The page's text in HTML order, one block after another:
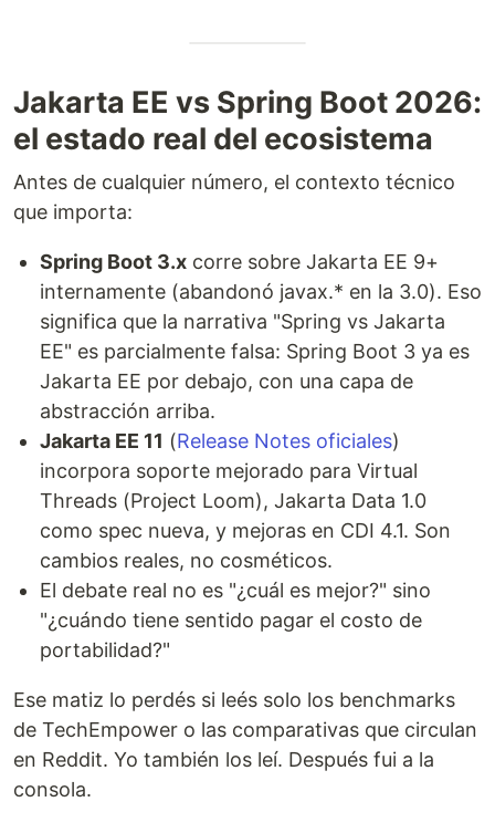
Jakarta EE vs Spring Boot 2026:
el estado real del ecosistema
Antes de cualquier número, el contexto técnico
que importa:
Spring Boot 3.x corre sobre Jakarta EE 9+
internamente (abandonó javax.* en la 3.0). Eso
significa que la narrativa "Spring vs Jakarta
EE" es parcialmente falsa: Spring Boot 3 ya es
Jakarta EE por debajo, con una capa de
abstracción arriba.
Jakarta EE 11 (Release Notes oficiales)
incorpora soporte mejorado para Virtual
Threads (Project Loom), Jakarta Data 1.0
como spec nueva, y mejoras en CDI 4.1. Son
cambios reales, no cosméticos.
El debate real no es "¿cuál es mejor?" sino
"¿cuándo tiene sentido pagar el costo de
portabilidad?"
Ese matiz lo perdés si leés solo los benchmarks
de TechEmpower o las comparativas que circulan
en Reddit. Yo también los leí. Después fui a la
consola.